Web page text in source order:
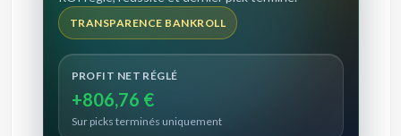
TRANSPARENCE BANKROLL
PROFIT NET RÉGLÉ
+806,76 €
Sur picks terminés uniquement